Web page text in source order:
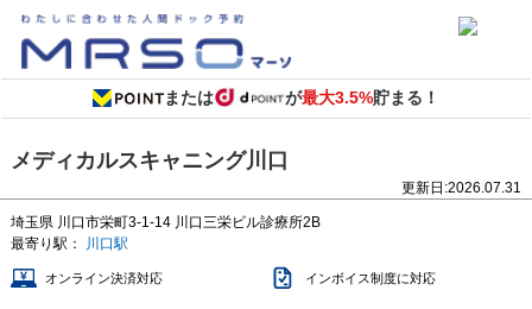
または が最大3.5%貯まる！
メディカルスキャニング川口
更新日:2026.07.31
埼玉県 川口市栄町3-1-14 川口三栄ビル診療所2B
最寄り駅：
川口駅
オンライン決済対応 インボイス制度に対応